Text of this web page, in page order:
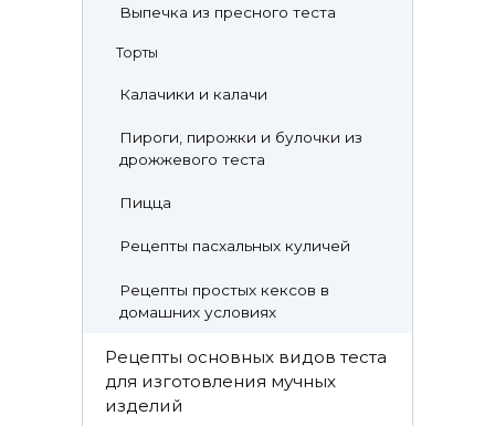
Выпечка из пресного теста
Торты
Калачики и калачи
Пироги, пирожки и булочки из
дрожжевого теста
Пицца
Рецепты пасхальных куличей
Рецепты простых кексов в
домашних условиях
Рецепты основных видов теста
для изготовления мучных
изделий